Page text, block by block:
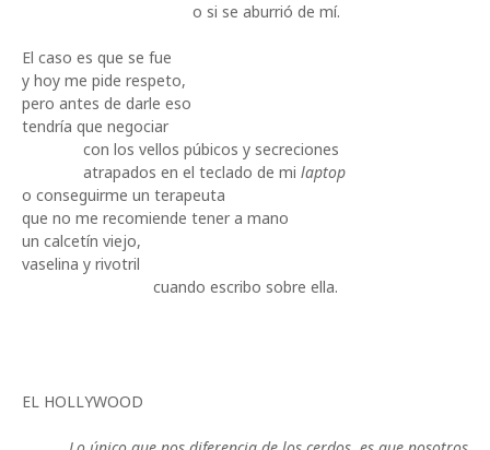
o si se aburrió de mí.
El caso es que se fue
y hoy me pide respeto,
pero antes de darle eso
tendría que negociar
con los vellos púbicos y secreciones
atrapados en el teclado de mi laptop
o conseguirme un terapeuta
que no me recomiende tener a mano
un calcetín viejo,
vaselina y rivotril
cuando escribo sobre ella.
EL HOLLYWOOD